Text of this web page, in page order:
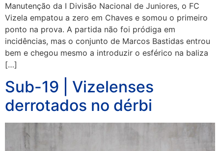
Manutenção da I Divisão Nacional de Juniores, o FC
Vizela empatou a zero em Chaves e somou o primeiro
ponto na prova. A partida não foi pródiga em
incidências, mas o conjunto de Marcos Bastidas entrou
bem e chegou mesmo a introduzir o esférico na baliza
[…]
Sub-19 | Vizelenses
derrotados no dérbi